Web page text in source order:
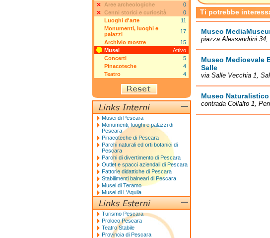
Ti potrebbe
Museo
piazza Alessandrini 34,
Museo Medioevale
Salle
via Salle Vecchia 1,
Museo
contrada Collalto 1,
Aree archeologiche
0
Cenni storici e curiosità
0
Luoghi d'arte
11
Monumenti, luoghi e
palazzi
17
Archivio mostre
15
Musei
Attivo
Concerti
5
Pinacoteche
4
Teatro
4
Musei di Pescara
Monumenti, luoghi e palazzi di
Pescara
Pinacoteche di Pescara
Parchi naturali ed orti botanici di
Pescara
Parchi di divertimento di Pescara
Outlet e spacci aziendali di Pescara
Fattorie didattiche di Pescara
Stabilimenti balneari di Pescara
Musei di Teramo
Musei di L'Aquila
Turismo Pescara
Proloco Pescara
Teatro Stabile
Provincia di Pescara